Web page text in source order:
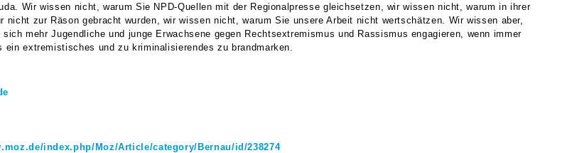
Wir wissen nicht, warum Sie NPD-Quellen mit der Regionalpresse gleichsetzen, wir wissen nicht, warum in ihrer
nicht zur Räson gebracht wurden, wir wissen nicht, warum Sie unsere Arbeit nicht wertschätzen. Wir wissen aber,
mehr Jugendliche und junge Erwachsene gegen Rechtsextremismus und Rassismus engagieren, wenn immer
extremistisches und zu kriminalisierendes zu brandmarken.
index.php/Moz/Article/category/Bernau/id/238274